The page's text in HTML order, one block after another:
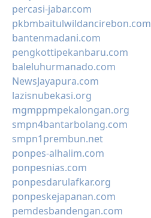
percasi-jabar.com
pkbmbaitulwildancirebon.com
bantenmadani.com
pengkottipekanbaru.com
baleluhurmanado.com
NewsJayapura.com
lazisnubekasi.org
mgmppmpekalongan.org
smpn4bantarbolang.com
smpn1prembun.net
ponpes-alhalim.com
ponpesnias.com
ponpesdarulafkar.org
ponpeskejapanan.com
pemdesbandengan.com